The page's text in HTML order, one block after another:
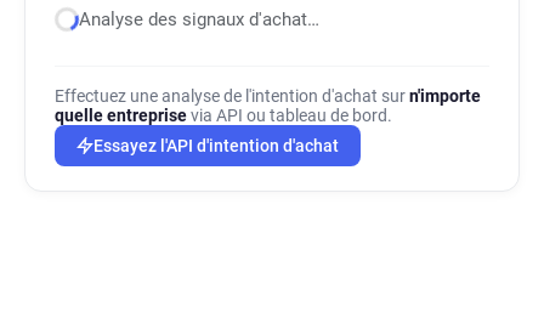
Analyse des signaux d'achat…
Effectuez une analyse de l'intention d'achat surn'importe
quelle entreprisevia API ou tableau de bord.
Essayez l'API d'intention d'achat